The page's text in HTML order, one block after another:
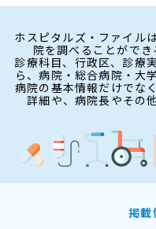
ホスピタルズ・ファイル
院を調べることができ
診療科目、行政区、診療
ら、病院・総合病院・大
病院の基本情報だけでな
詳細や、病院長やその
掲載